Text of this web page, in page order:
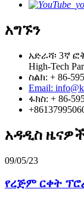
አግኙን
አድራሻ፡ 3ኛ
High-Tech
ስልክ: + 86-
Email:
ፋክስ: + 86-
አዳዲስ
09/05/23
የረጅም ርቀት